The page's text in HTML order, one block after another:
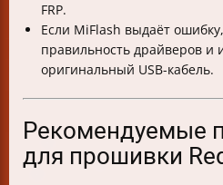
FRP.
Если MiFlash выдаёт
правильность драйверов и
оригинальный USB-кабель.
Рекомендуемые
для прошивки